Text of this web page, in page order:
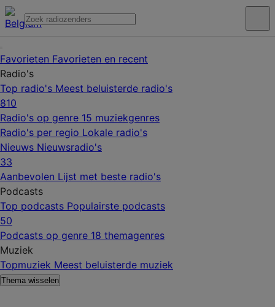
Favorieten Favorieten en recent
Radio's
Top radio's Meest beluisterde radio's
810
Radio's op genre 15 muziekgenres
Radio's per regio Lokale radio's
Nieuws Nieuwsradio's
33
Aanbevolen Lijst met beste radio's
Podcasts
Top podcasts Populairste podcasts
50
Podcasts op genre 18 themagenres
Muziek
Topmuziek Meest beluisterde muziek
Thema wisselen